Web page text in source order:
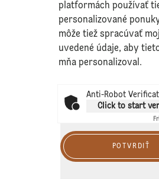
platformách používať
personalizované
môže tiež spracúvať
uvedené údaje, aby
mňa personalizoval.
Anti-Robot
Click to start
POTVRDIŤ